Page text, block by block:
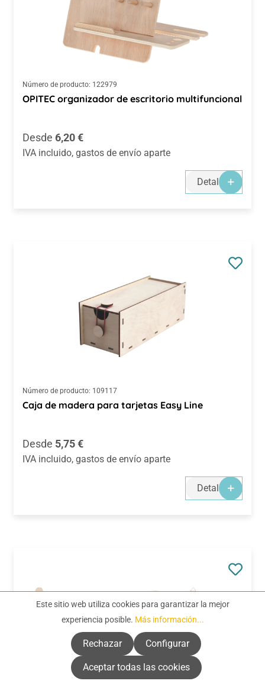
Número de producto: 122979
OPITEC organizador de escritorio multifuncional
Precio normal:
Desde 6,20 €
IVA incluido, gastos de envío aparte
Detalles
Número de producto: 109117
Caja de madera para tarjetas Easy Line
Precio normal:
Desde 5,75 €
IVA incluido, gastos de envío aparte
Detalles
Este sitio web utiliza cookies para garantizar la mejor
experiencia posible. Más información...
Rechazar Configurar
Aceptar todas las cookies